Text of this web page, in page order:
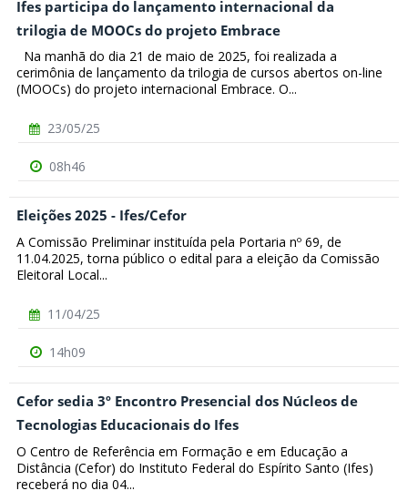
Ifes participa do lançamento internacional da
trilogia de MOOCs do projeto Embrace
Na manhã do dia 21 de maio de 2025, foi realizada a
cerimônia de lançamento da trilogia de cursos abertos on-line
(MOOCs) do projeto internacional Embrace. O...
23/05/25
08h46
Eleições 2025 - Ifes/Cefor
A Comissão Preliminar instituída pela Portaria nº 69, de
11.04.2025, torna público o edital para a eleição da Comissão
Eleitoral Local...
11/04/25
14h09
Cefor sedia 3º Encontro Presencial dos Núcleos de
Tecnologias Educacionais do Ifes
O Centro de Referência em Formação e em Educação a
Distância (Cefor) do Instituto Federal do Espírito Santo (Ifes)
receberá no dia 04...